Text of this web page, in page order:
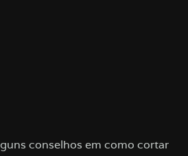
conselhos em como cortar